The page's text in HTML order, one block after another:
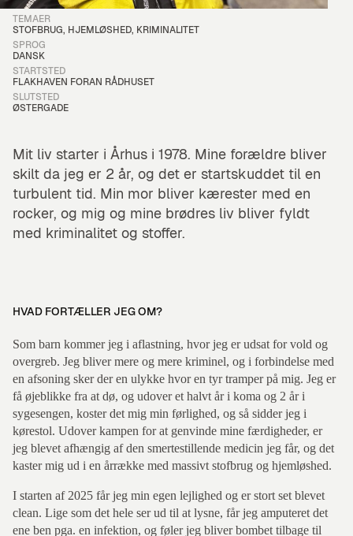
Hør Anders fortæller om sin hårde barndom, kriminalitet,
TEMAER
STOFBRUG, HJEMLØSHED, KRIMINALITET
SPROG
DANSK
STARTSTED
FLAKHAVEN FORAN RÅDHUSET
SLUTSTED
ØSTERGADE
Mit liv starter i Århus i 1978. Mine forældre bliver
skilt da jeg er 2 år, og det er startskuddet til en
turbulent tid. Min mor bliver kærester med en
rocker, og mig og mine brødres liv bliver fyldt
med kriminalitet og stoffer.
HVAD FORTÆLLER JEG OM?
Som barn kommer jeg i aflastning, hvor jeg er udsat for vold og
overgreb. Jeg bliver mere og mere kriminel, og i forbindelse med
en afsoning sker der en ulykke hvor en tyr tramper på mig. Jeg er
få øjeblikke fra at dø, og udover et halvt år i koma og 2 år i
sygesengen, koster det mig min førlighed, og så sidder jeg i
kørestol. Udover kampen for at genvinde mine færdigheder, er
jeg blevet afhængig af den smertestillende medicin jeg får, og det
kaster mig ud i en årrække med massivt stofbrug og hjemløshed.
I starten af 2025 får jeg min egen lejlighed og er stort set blevet
clean. Lige som det hele ser ud til at lysne, får jeg amputeret det
ene ben pga. en infektion, og føler jeg bliver bombet tilbage til